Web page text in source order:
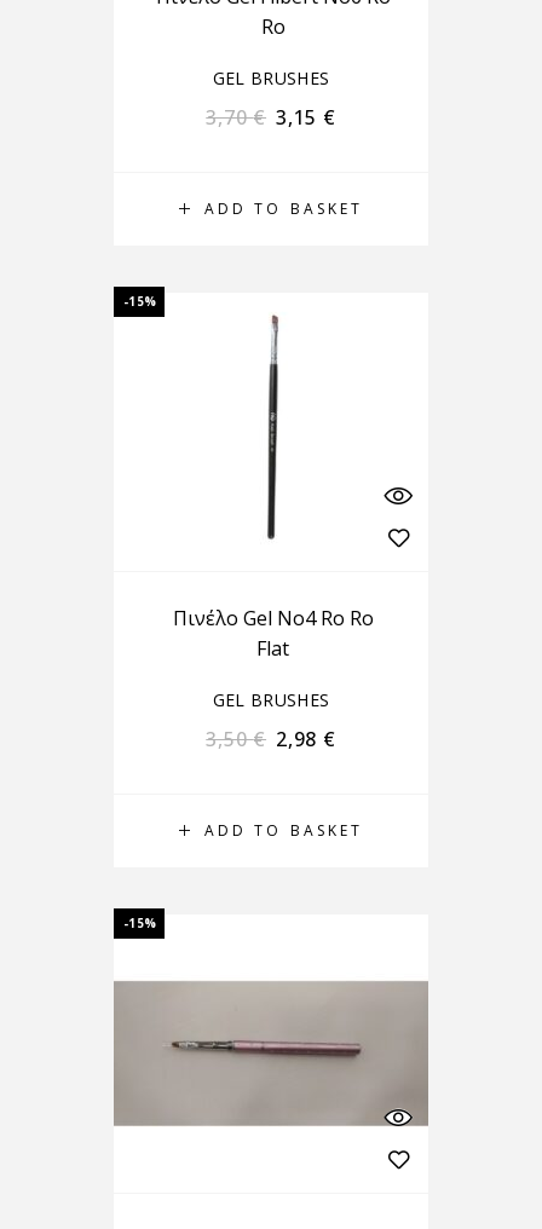
ADD TO BASKET
Ro
GEL BRUSHES
3,70€ 3,15 €
-15%
ADD TO BASKET
Πινέλο Gel No4 Ro Ro
Flat
GEL BRUSHES
3,50€ 2,98 €
-15%